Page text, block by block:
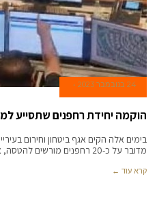
24 בנובמבר 2023
הוקמה יחידת רחפנים שתסייע
בימים אלה הקים אגף ביטחון וחירום
מדובר על כ-20 רחפנים מורשים להטסה, אשר יופעלו על
קרא עוד ←